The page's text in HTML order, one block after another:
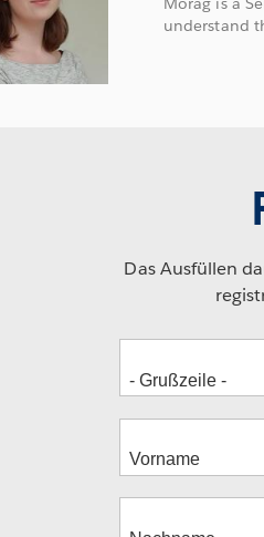
understand
Das Ausfüllen